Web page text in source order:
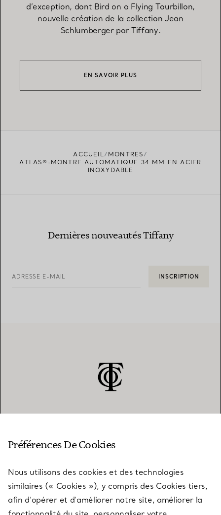
d’exception, dont Bird on a Flying Tourbillon,
nouvelle création de la collection Jean
Schlumberger par Tiffany.
EN SAVOIR PLUS
ACCUEIL
MONTRES
ATLAS®:MONTRE AUTOMATIQUE 34 MM EN ACIER
INOXYDABLE
Dernières nouveautés Tiffany
ADRESSE E-MAIL INSCRIPTION
SERVICES
Préférences De Cookies
Nous utilisons des cookies et des technologies
similaires (« Cookies »), y compris des Cookies tiers,
afin d’opérer et d’améliorer notre site, améliorer la